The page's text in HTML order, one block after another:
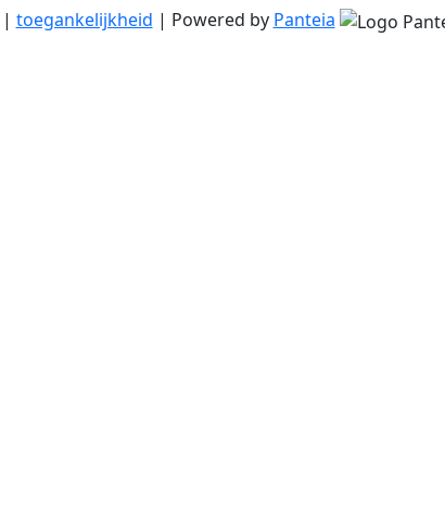
| toegankelijkheid | Powered by Panteia